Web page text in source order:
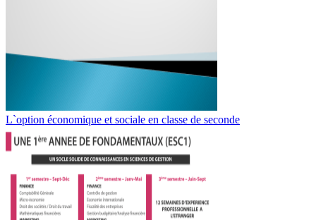
L`option économique et sociale en classe de seconde